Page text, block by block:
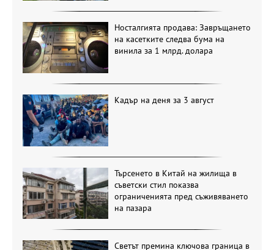
Носталгията продава: Завръщането
на касетките следва бума на
винила за 1 млрд. долара
Кадър на деня за 3 август
Търсенето в Китай на жилища в
съветски стил показва
ограниченията пред съживяването
на пазара
Светът премина ключова граница в